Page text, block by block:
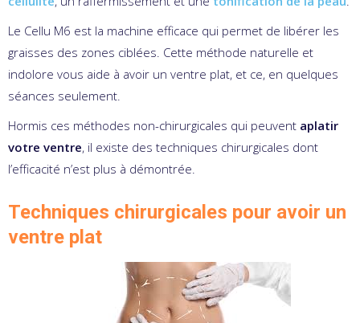
Le Cellu M6 est la machine efficace qui permet de libérer les
graisses des zones ciblées. Cette méthode naturelle et
indolore vous aide à avoir un ventre plat, et ce, en quelques
séances seulement.
Hormis ces méthodes non-chirurgicales qui peuvent aplatir
votre ventre, il existe des techniques chirurgicales dont
l’efficacité n’est plus à démontrée.
Techniques chirurgicales pour avoir un
ventre plat